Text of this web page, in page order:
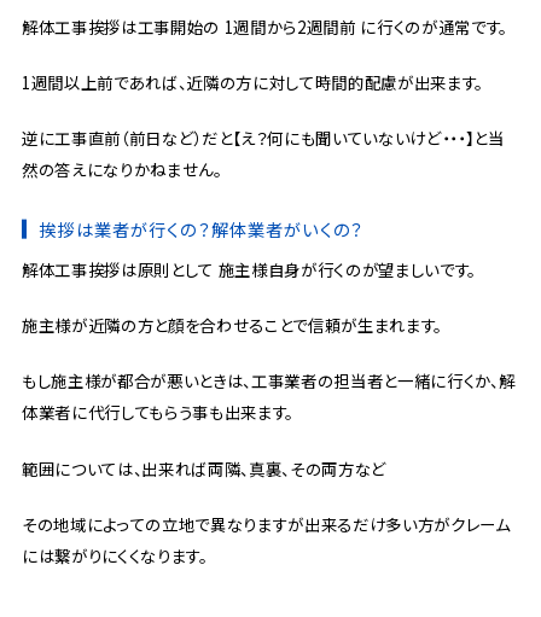
解体工事挨拶は工事開始の 1週間から2週間前 に行くのが通常です。
1週間以上前であれば、近隣の方に対して時間的配慮が出来ます。
逆に工事直前（前日など）だと【え？何にも聞いていないけど・・・】と当
然の答えになりかねません。
挨拶は業者が行くの？解体業者がいくの？
解体工事挨拶は原則として 施主様自身が行くのが望ましいです。
施主様が近隣の方と顔を合わせることで信頼が生まれます。
もし施主様が都合が悪いときは、工事業者の担当者と一緒に行くか、解
体業者に代行してもらう事も出来ます。
範囲については、出来れば両隣、真裏、その両方など
その地域によっての立地で異なりますが出来るだけ多い方がクレーム
には繋がりにくくなります。